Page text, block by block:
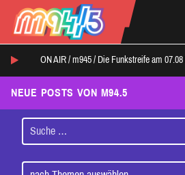
ON AIR / m945 / Die Funkstreife am
NEUE POSTS VON M94.5